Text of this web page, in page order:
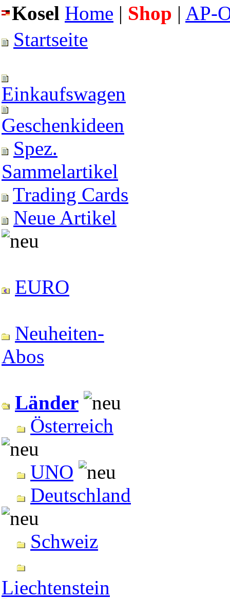
Kosel Home | Shop | AP-
Startseite
Einkaufswagen
Geschenkideen
Spez.
Sammelartikel
Trading Cards
Neue Artikel
EURO
Neuheiten-
Abos
Länder
Österreich
UNO
Deutschland
Schweiz
Liechtenstein